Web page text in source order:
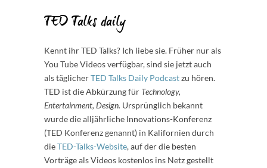
TED Talks daily
Kennt ihr TED Talks? Ich liebe sie. Früher nur als
You Tube Videos verfügbar, sind sie jetzt auch
als täglicherTED Talks Daily Podcastzu hören.
TED ist die Abkürzung für Technology,
Entertainment, Design. Ursprünglich bekannt
wurde die alljährliche Innovations-Konferenz
(TED Konferenz genannt) in Kalifornien durch
dieTED-Talks-Website, auf der die besten
Vorträge als Videos kostenlos ins Netz gestellt